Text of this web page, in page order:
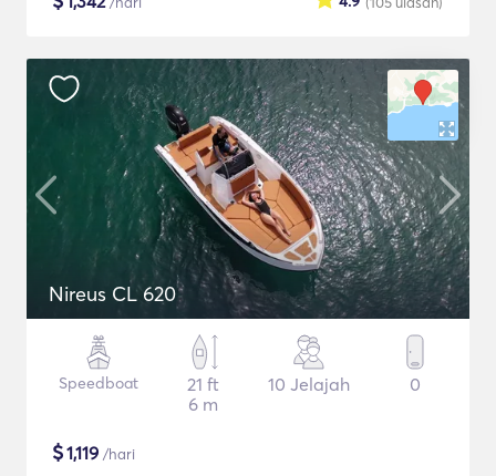
Nireus CL 620
Speedboat
21 ft
6 m
10 Jelajah 0
$1,119 /hari